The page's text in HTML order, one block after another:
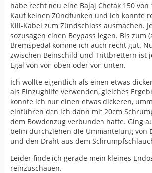
habe recht neu eine Bajaj Chetak 150 von
Kauf keinen Zündfunken und ich konnte
Kill-Kabel zum Zündschloss ausmachen.
sozusagen einen Beypass legen. Bis zum
Bremspedal komme ich auch recht gut.
zwischen Beinschild und Trittbrettern ist
Egal von von oben oder von unten.
Ich wollte eigentlich als einen etwas
als Einzughilfe verwenden, gleiches
konnte ich nur einen etwas dickeren,
einführen den ich dann mit 20cm
dem Bowdenzug verbunden hatte. Ging
beim durchziehen die Ummantelung von
und den Draht aus dem
Leider finde ich gerade mein kleines
reinzuschauen.